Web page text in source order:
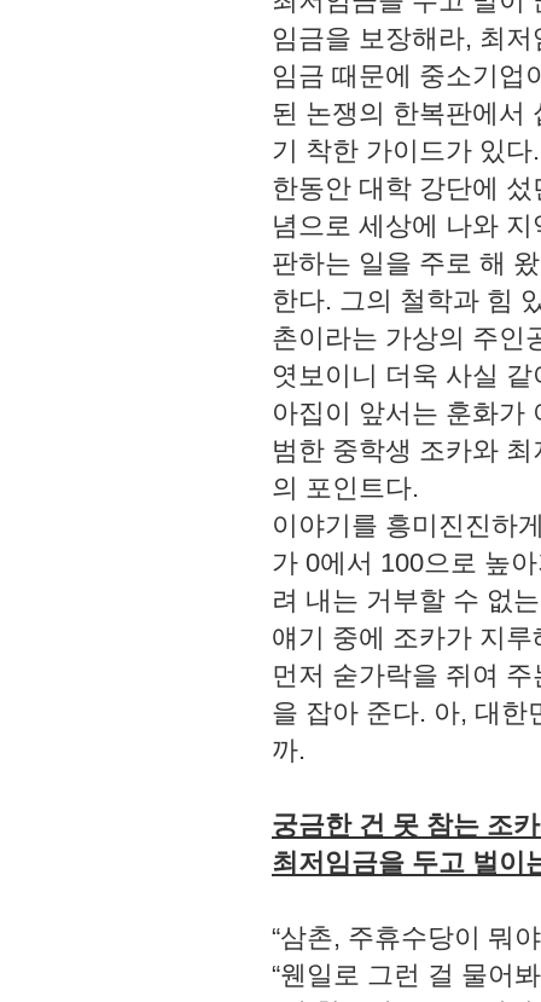
임금을 보장해라, 최
임금 때문에 중소기업
된 논쟁의 한복판에서
기 착한 가이드가 있
한동안 대학 강단에
념으로 세상에 나와
판하는 일을 주로 해
한다. 그의 철학과 힘
촌이라는 가상의 주인
엿보이니 더욱 사실
아집이 앞서는 훈화가
범한 중학생 조카와
의 포인트다.
이야기를 흥미진진하
가 0에서 100으로 높
려 내는 거부할 수 없
얘기 중에 조카가 지
먼저 숟가락을 쥐여
을 잡아 준다. 아, 대한
까.
궁금한 건 못 참는 조
최저임금을 두고 벌이
“삼촌, 주휴수당이 뭐
“웬일로 그런 걸 물어봐